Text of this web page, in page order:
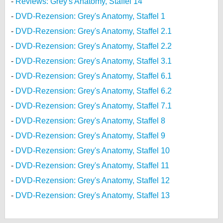
DVD-Rezension: Grey's Anatomy, Staffel 1
DVD-Rezension: Grey's Anatomy, Staffel 2.1
DVD-Rezension: Grey's Anatomy, Staffel 2.2
DVD-Rezension: Grey's Anatomy, Staffel 3.1
DVD-Rezension: Grey's Anatomy, Staffel 6.1
DVD-Rezension: Grey's Anatomy, Staffel 6.2
DVD-Rezension: Grey's Anatomy, Staffel 7.1
DVD-Rezension: Grey's Anatomy, Staffel 8
DVD-Rezension: Grey's Anatomy, Staffel 9
DVD-Rezension: Grey's Anatomy, Staffel 10
DVD-Rezension: Grey's Anatomy, Staffel 11
DVD-Rezension: Grey's Anatomy, Staffel 12
DVD-Rezension: Grey's Anatomy, Staffel 13